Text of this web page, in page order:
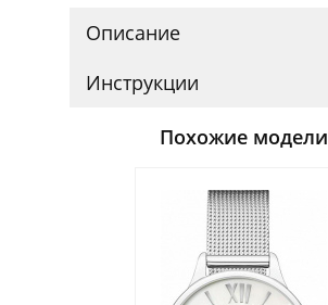
Описание
Инструкции
Похожие модели